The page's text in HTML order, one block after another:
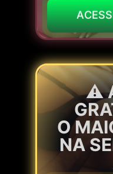
⚠️
O
NA